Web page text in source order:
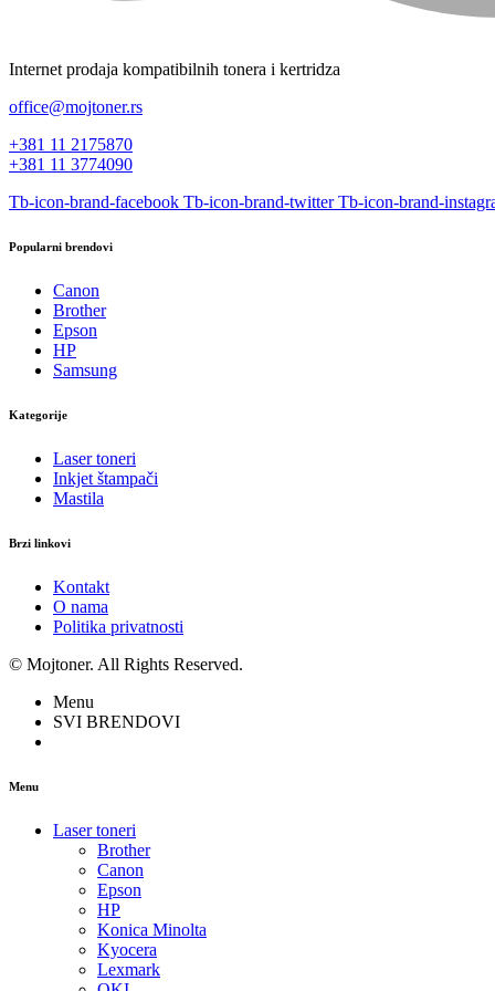
Internet prodaja kompatibilnih tonera i kertridza
office@mojtoner.rs
+381 11 2175870
+381 11 3774090
Tb-icon-brand-facebook Tb-icon-brand-twitter Tb-icon-brand-
Popularni brendovi
Canon
Brother
Epson
HP
Samsung
Kategorije
Laser toneri
Inkjet štampači
Mastila
Brzi linkovi
Kontakt
O nama
Politika privatnosti
© Mojtoner. All Rights Reserved.
Menu
SVI BRENDOVI
Menu
Laser toneri
Brother
Canon
Epson
HP
Konica Minolta
Kyocera
Lexmark